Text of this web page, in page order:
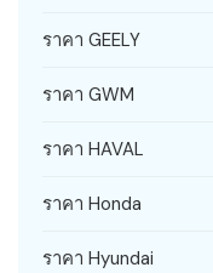
ราคา GEELY
ราคา GWM
ราคา HAVAL
ราคา Honda
ราคา Hyundai